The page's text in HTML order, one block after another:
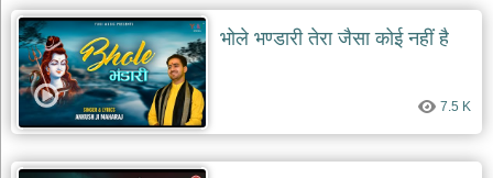
भजन
जोड़ें
add
bhajans
भोले भण्डारी तेरा जैसा कोई नहीं है
7.5 K